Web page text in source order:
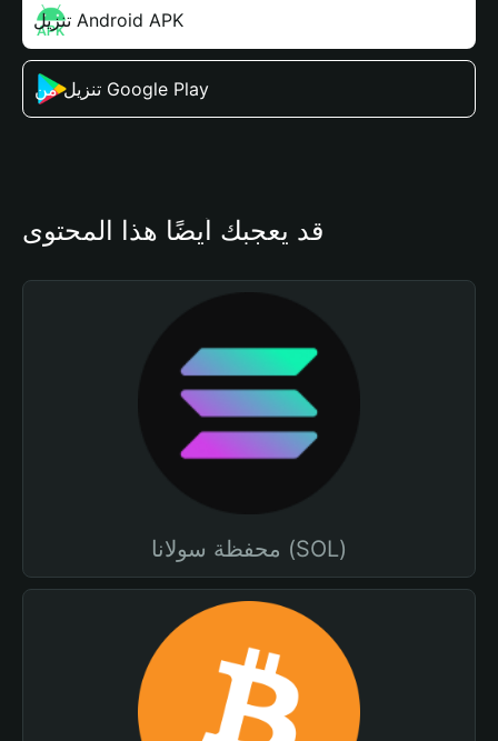
تنزيل Android APK
تنزيل من Google Play
قد يعجبك أيضًا هذا المحتوى
محفظة سولانا (SOL)